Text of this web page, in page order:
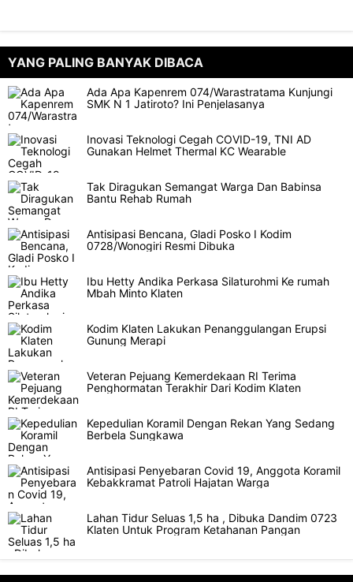
YANG PALING BANYAK DIBACA
Ada Apa Kapenrem 074/Warastratama Kunjungi
SMK N 1 Jatiroto? Ini Penjelasanya
Inovasi Teknologi Cegah COVID-19, TNI AD
Gunakan Helmet Thermal KC Wearable
Tak Diragukan Semangat Warga Dan Babinsa
Bantu Rehab Rumah
Antisipasi Bencana, Gladi Posko I Kodim
0728/Wonogiri Resmi Dibuka
Ibu Hetty Andika Perkasa Silaturohmi Ke rumah
Mbah Minto Klaten
Kodim Klaten Lakukan Penanggulangan Erupsi
Gunung Merapi
Veteran Pejuang Kemerdekaan RI Terima
Penghormatan Terakhir Dari Kodim Klaten
Kepedulian Koramil Dengan Rekan Yang Sedang
Berbela Sungkawa
Antisipasi Penyebaran Covid 19, Anggota Koramil
Kebakkramat Patroli Hajatan Warga
Lahan Tidur Seluas 1,5 ha , Dibuka Dandim 0723
Klaten Untuk Program Ketahanan Pangan